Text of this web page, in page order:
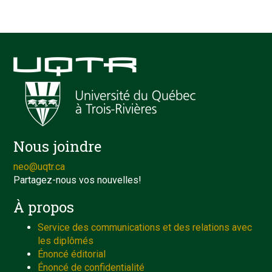
Nous joindre
neo@uqtr.ca
Partagez-nous vos nouvelles!
À propos
Service des communications et des relations avec
les diplômés
Énoncé éditorial
Énoncé de confidentialité